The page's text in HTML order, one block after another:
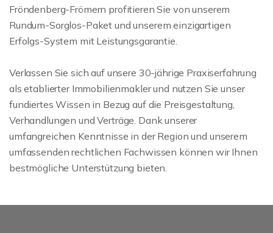
Fröndenberg-Frömern profitieren Sie von unserem
Rundum-Sorglos-Paket und unserem einzigartigen
Erfolgs-System mit Leistungsgarantie.
Verlassen Sie sich auf unsere 30-jährige Praxiserfahrung
als etablierter Immobilienmakler und nutzen Sie unser
fundiertes Wissen in Bezug auf die Preisgestaltung,
Verhandlungen und Verträge. Dank unserer
umfangreichen Kenntnisse in der Region und unserem
umfassenden rechtlichen Fachwissen können wir Ihnen
bestmögliche Unterstützung bieten.